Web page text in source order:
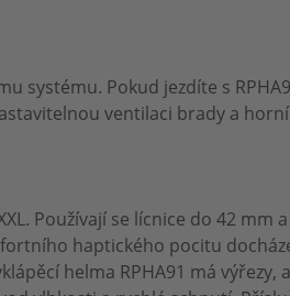
systému. Pokud jezdíte s
ventilaci brady a
Používají se lícnice do 42
haptického pocitu
helma RPHA91 má